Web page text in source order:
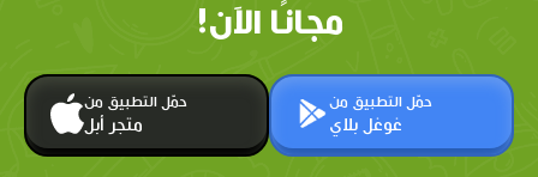
مجانًا الآن!
حمّل التطبيق من
متجر أبل
حمّل التطبيق من
غوغل بلاي